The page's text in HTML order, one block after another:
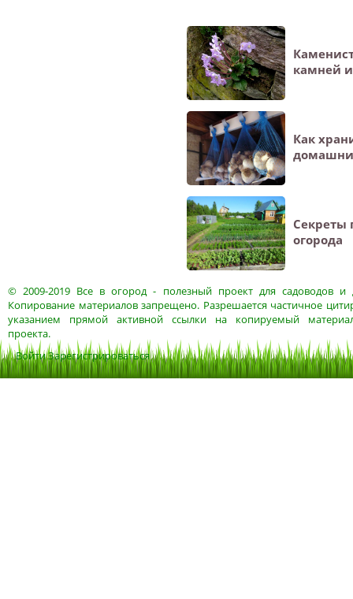
камней
Как
Cекреты
огорода
© 2009-2019 Все в огород- полезный проект для садоводов и
Копирование материалов запрещено. Разрешается частичное
указанием прямой активной ссылки на копируемый
проекта.
ВойтиЗарегистрироваться